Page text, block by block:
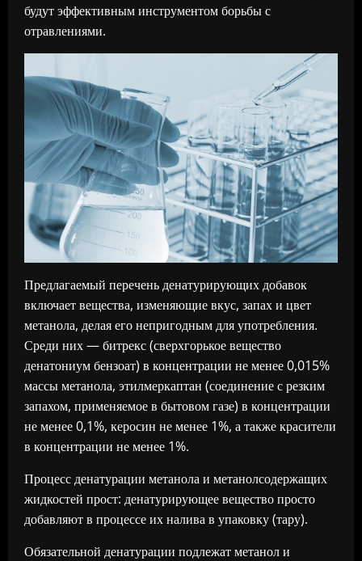
будут эффективным инструментом борьбы с
отравлениями.
Предлагаемый перечень денатурирующих добавок
включает вещества, изменяющие вкус, запах и цвет
метанола, делая его непригодным для употребления.
Среди них — битрекс (сверхгорькое вещество
денатониум бензоат) в концентрации не менее 0,015%
массы метанола, этилмеркаптан (соединение с резким
запахом, применяемое в бытовом газе) в концентрации
не менее 0,1%, керосин не менее 1%, а также красители
в концентрации не менее 1%.
Процесс денатурации метанола и метанолсодержащих
жидкостей прост: денатурирующее вещество просто
добавляют в процессе их налива в упаковку (тару).
Обязательной денатурации подлежат метанол и